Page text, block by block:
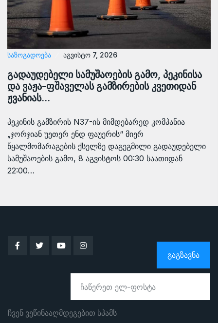
ᲡᲐᲖᲝᲒᲐᲓᲝᲔᲑᲐ აგვისტო 7, 2026
გადაუდებელი სამუშაოების გამო, პეკინისა
და ვაჟა-ფშაველას გამზირების კვეთიდან
ჟვანიას…
პეკინის გამზირის N37-ის მიმდებარედ კომპანია
„ჯორჯიან უეთერ ენდ ფაუერის“ მიერ
წყალმომარაგების ქსელზე დაგეგმილი გადაუდებელი
სამუშაოების გამო, 8 აგვისტოს 00:30 საათიდან
22:00…
ᲒᲐᲒᲖᲐᲕᲜᲐ
ჩვენ ვეწინააღმდეგებით სპამს